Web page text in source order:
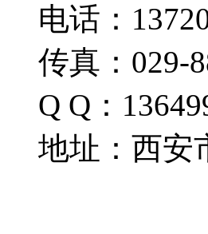
电话：
传真：029-
Q Q：
地址：西安